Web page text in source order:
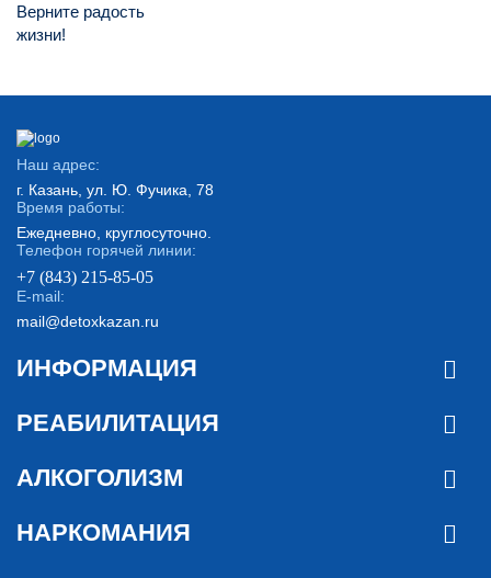
Верните радость
жизни!
Наш адрес:
г. Казань, ул. Ю. Фучика, 78
Время работы:
Ежедневно, круглосуточно.
Телефон горячей линии:
+7 (843) 215-85-05
E-mail:
mail@detoxkazan.ru
ИНФОРМАЦИЯ
РЕАБИЛИТАЦИЯ
АЛКОГОЛИЗМ
НАРКОМАНИЯ